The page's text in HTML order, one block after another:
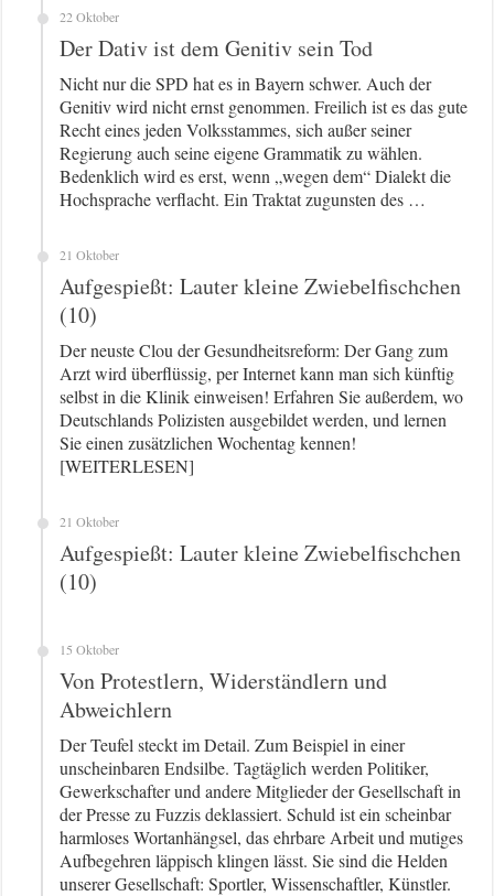
22 Oktober
Der Dativ ist dem Genitiv sein Tod
Nicht nur die SPD hat es in Bayern schwer. Auch der
Genitiv wird nicht ernst genommen. Freilich ist es das gute
Recht eines jeden Volksstammes, sich außer seiner
Regierung auch seine eigene Grammatik zu wählen.
Bedenklich wird es erst, wenn „wegen dem“ Dialekt die
Hochsprache verflacht. Ein Traktat zugunsten des …
21 Oktober
Aufgespießt: Lauter kleine Zwiebelfischchen
(10)
Der neuste Clou der Gesundheitsreform: Der Gang zum
Arzt wird überflüssig, per Internet kann man sich künftig
selbst in die Klinik einweisen! Erfahren Sie außerdem, wo
Deutschlands Polizisten ausgebildet werden, und lernen
Sie einen zusätzlichen Wochentag kennen!
[WEITERLESEN]
21 Oktober
Aufgespießt: Lauter kleine Zwiebelfischchen
(10)
15 Oktober
Von Protestlern, Widerständlern und
Abweichlern
Der Teufel steckt im Detail. Zum Beispiel in einer
unscheinbaren Endsilbe. Tagtäglich werden Politiker,
Gewerkschafter und andere Mitglieder der Gesellschaft in
der Presse zu Fuzzis deklassiert. Schuld ist ein scheinbar
harmloses Wortanhängsel, das ehrbare Arbeit und mutiges
Aufbegehren läppisch klingen lässt. Sie sind die Helden
unserer Gesellschaft: Sportler, Wissenschaftler, Künstler.